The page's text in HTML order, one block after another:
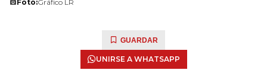
Foto:Gráfico LR
GUARDAR
UNIRSE A WHATSAPP